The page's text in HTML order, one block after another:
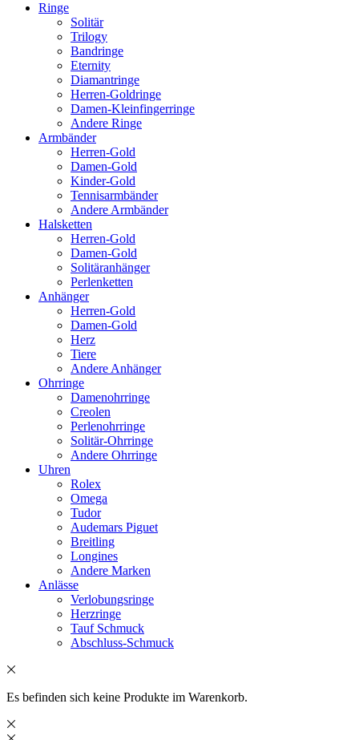
Ringe
Solitär
Trilogy
Bandringe
Eternity
Diamantringe
Herren-Goldringe
Damen-Kleinfingerringe
Andere Ringe
Armbänder
Herren-Gold
Damen-Gold
Kinder-Gold
Tennisarmbänder
Andere Armbänder
Halsketten
Herren-Gold
Damen-Gold
Solitäranhänger
Perlenketten
Anhänger
Herren-Gold
Damen-Gold
Herz
Tiere
Andere Anhänger
Ohrringe
Damenohrringe
Creolen
Perlenohrringe
Solitär-Ohrringe
Andere Ohrringe
Uhren
Rolex
Omega
Tudor
Audemars Piguet
Breitling
Longines
Andere Marken
Anlässe
Verlobungsringe
Herzringe
Tauf Schmuck
Abschluss-Schmuck
Es befinden sich keine Produkte im Warenkorb.